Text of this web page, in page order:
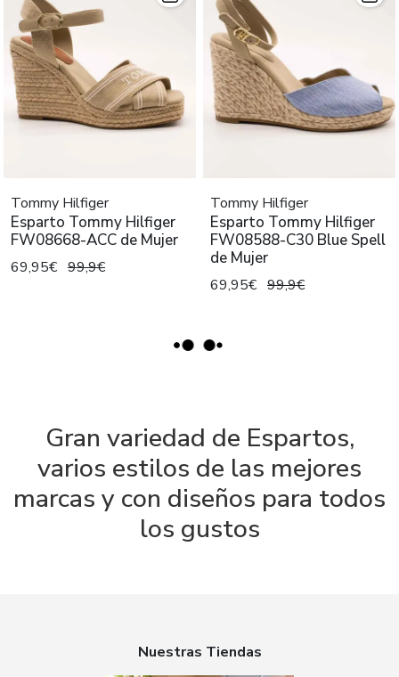
Tommy Hilfiger
Esparto Tommy Hilfiger
FW08668-ACC de Mujer
69,95€ 99,9€
Tommy Hilfiger
Esparto Tommy Hilfiger
FW08588-C30 Blue Spell
de Mujer
69,95€ 99,9€
Gran variedad de Espartos,
varios estilos de las mejores
marcas y con diseños para todos
los gustos
Nuestras Tiendas